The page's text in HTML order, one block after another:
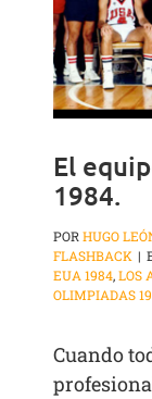
El
1984.
PORHUGO
FLASHBACK |
EUA 1984,LOS
OLIMPIADAS
Cuando